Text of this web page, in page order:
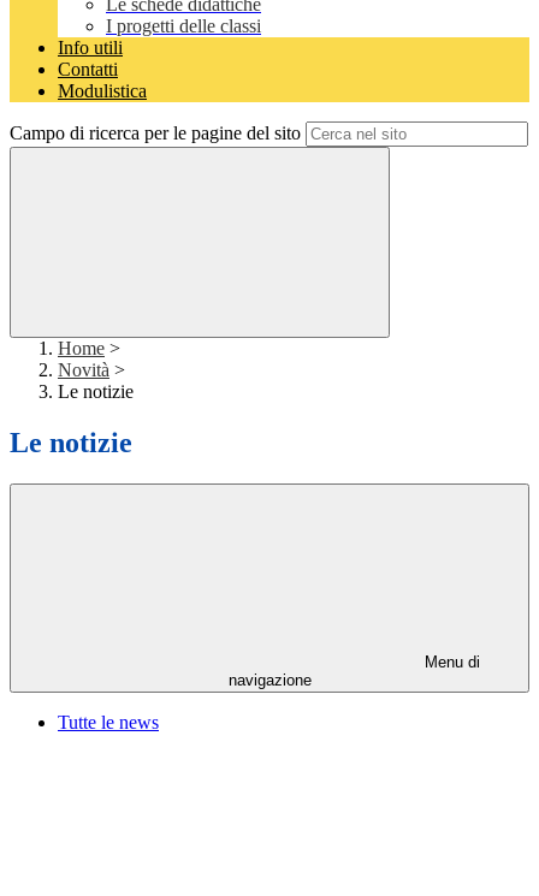
Le schede didattiche
I progetti delle classi
Info utili
Contatti
Modulistica
Campo di ricerca per le pagine del sito
Home >
Novità >
Le notizie
Le notizie
Menu di
navigazione
Tutte le news